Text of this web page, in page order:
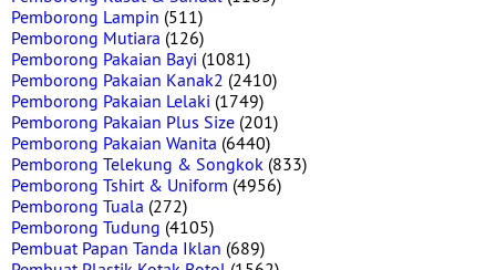
Pemborong Lampin (511)
Pemborong Mutiara (126)
Pemborong Pakaian Bayi (1081)
Pemborong Pakaian Kanak2 (2410)
Pemborong Pakaian Lelaki (1749)
Pemborong Pakaian Plus Size (201)
Pemborong Pakaian Wanita (6440)
Pemborong Telekung & Songkok (833)
Pemborong Tshirt & Uniform (4956)
Pemborong Tuala (272)
Pemborong Tudung (4105)
Pembuat Papan Tanda Iklan (689)